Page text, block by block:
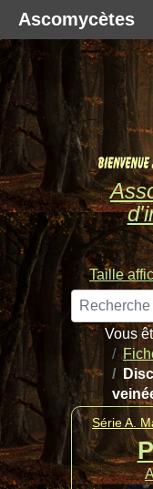
Taille
Rechercher
Vous
Série A.
Ascomycètes